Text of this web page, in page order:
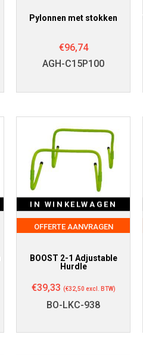
Pylonnen met stokken
€96,74
AGH-C15P100
IN WINKELWAGEN
OFFERTE AANVRAGEN
BOOST 2-1 Adjustable
Hurdle
€39,33 (€32,50 excl. BTW)
BO-LKC-938